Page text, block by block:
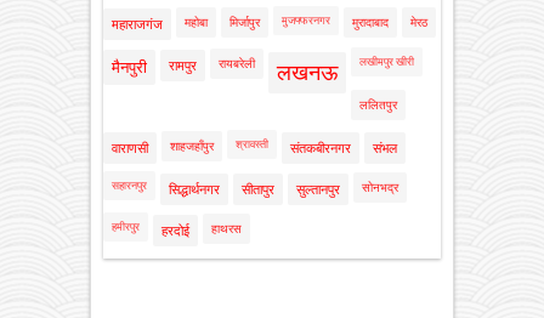
महाराजगंज महोबा मिर्जापुर मुजफ्फरनगर मुरादाबाद मेरठ
मैनपुरी रामपुर रायबरेली लखनऊ लखीमपुर खीरी
ललितपुर
वाराणसी शाहजहाँपुर श्रावस्ती संतकबीरनगर संभल
सहारनपुर सिद्धार्थनगर सीतापुर सुल्तानपुर सोनभद्र
हमीरपुर हरदोई हाथरस